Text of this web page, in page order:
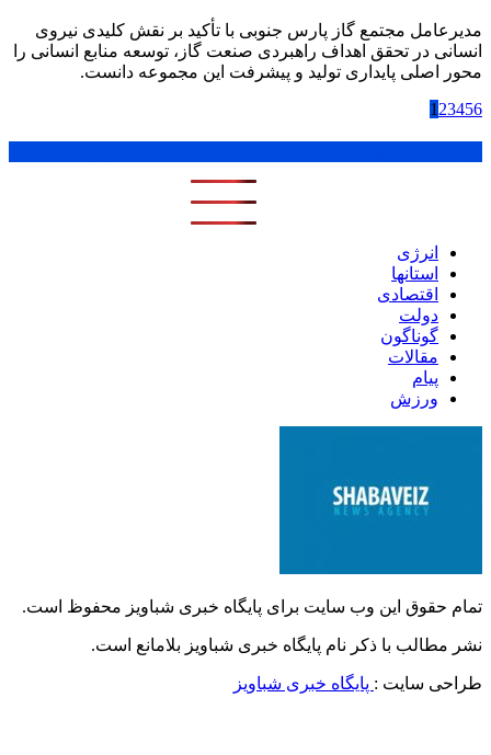
مدیرعامل مجتمع گاز پارس جنوبی با تأکید بر نقش کلیدی نیروی
انسانی در تحقق اهداف راهبردی صنعت گاز، توسعه منابع انسانی را
محور اصلی پایداری تولید و پیشرفت این مجموعه دانست.
1 23456
انرژی
استانها
اقتصادی
دولت
گوناگون
مقالات
پیام
ورزش
تمام حقوق این وب سایت برای پایگاه خبری شباویز محفوظ است.
نشر مطالب با ذکر نام پایگاه خبری شباویز بلامانع است.
طراحی سایت : پایگاه خبری شباویز